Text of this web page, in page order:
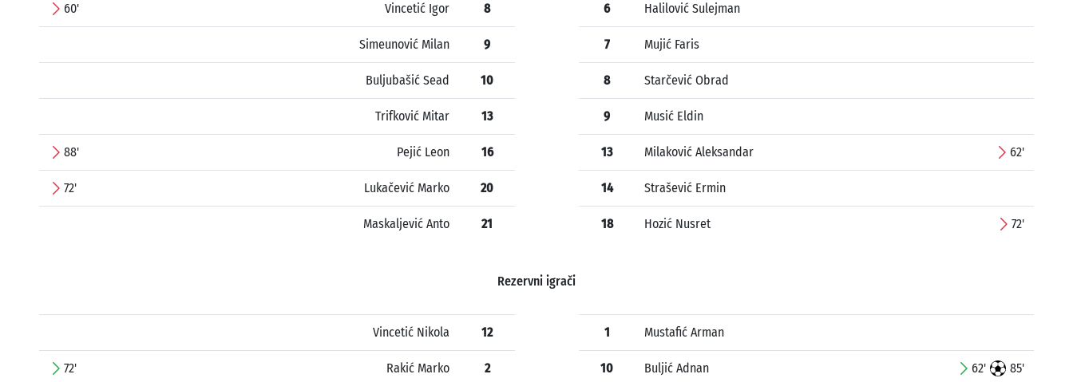
60' Vincetić Igor 8
Simeunović Milan 9
Buljubašić Sead 10
Trifković Mitar 13
88' Pejić Leon 16
72' Lukačević Marko 20
Maskaljević Anto 21
6 Halilović Sulejman
7 Mujić Faris
8 Starčević Obrad
9 Musić Eldin
13 Milaković Aleksandar 62'
14 Strašević Ermin
18 Hozić Nusret 72'
Rezervni igrači
Vincetić Nikola 12
72' Rakić Marko 2
1 Mustafić Arman
10 Buljić Adnan 62' 85'